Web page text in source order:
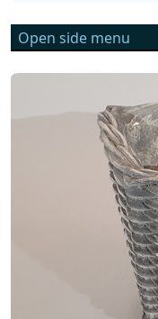
Open side menu